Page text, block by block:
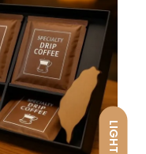
LIGHT